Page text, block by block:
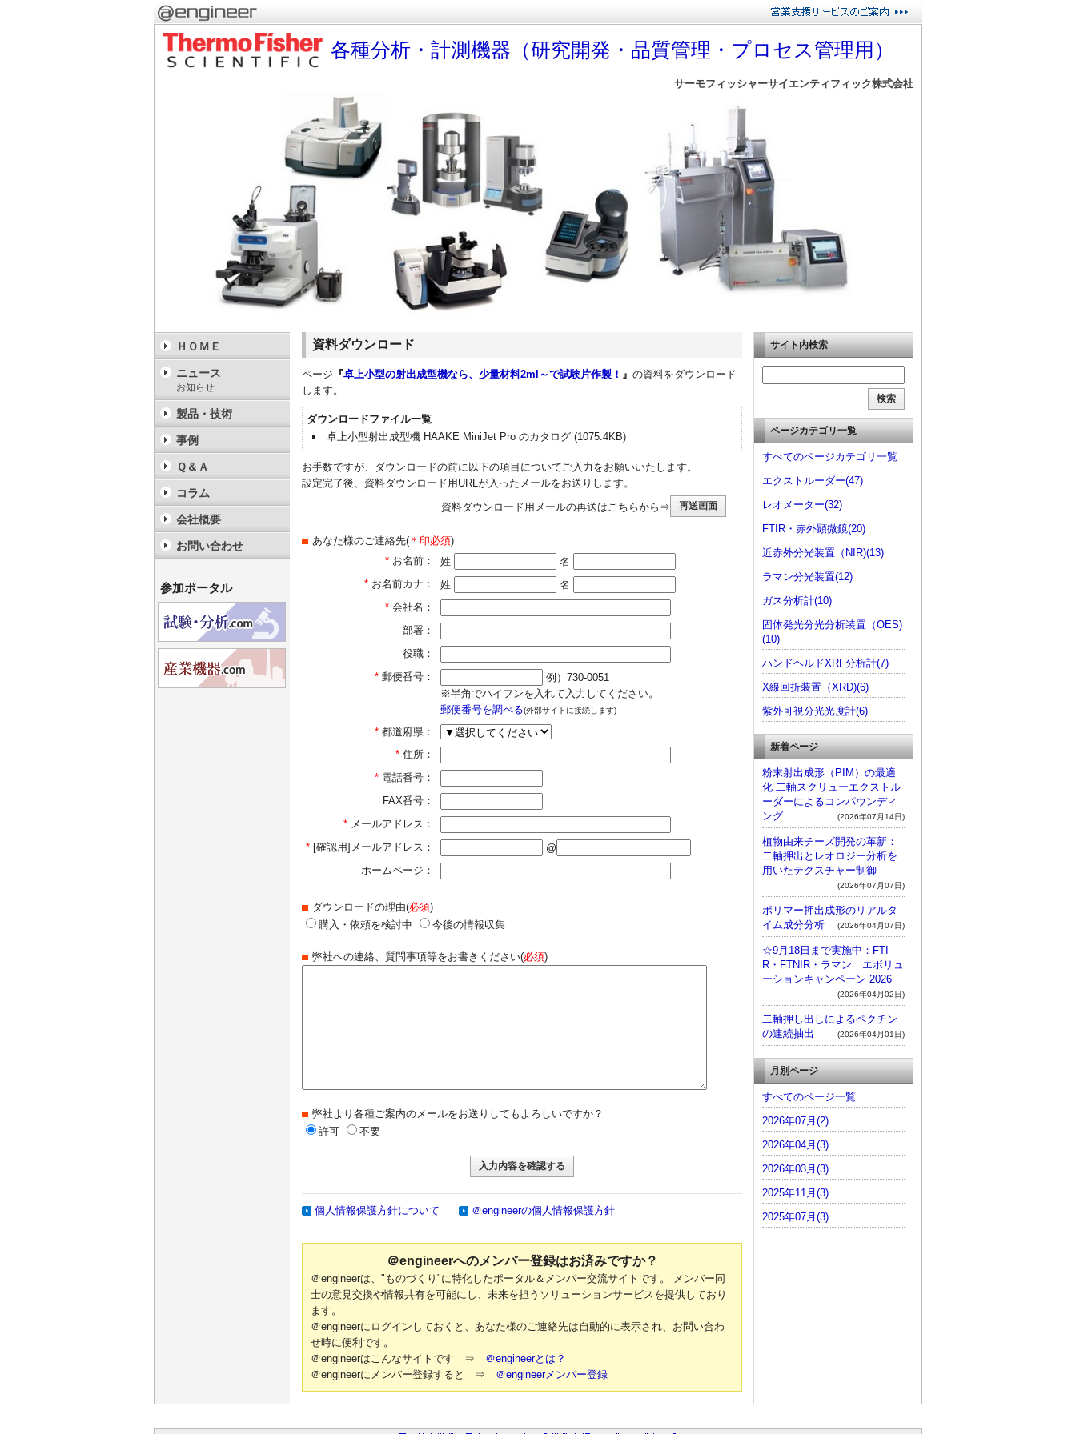
各種分析・計測機器（研究開発・品質管理・プロセス管理用）
サーモフィッシャーサイエンティフィック株式会社
資料ダウンロード
ページ 『卓上小型の射出成型機なら、少量材料2ml～で試験片作製！ 』 の資料をダウンロード
します。
ダウンロードファイル一覧
卓上小型射出成型機 HAAKE MiniJet Pro のカタログ (1075.4KB)
お手数ですが、ダウンロードの前に以下の項目についてご入力をお願いいたします。
設定完了後、資料ダウンロード用URLが入ったメールをお送りします。
資料ダウンロード用メールの再送はこちらから⇒
あなた様のご連絡先(＊印必須)
* お名前： 姓
名
* お名前カナ： 姓
名
* 会社名：
部署：
役職：
* 郵便番号：
例）730-0051
※半角でハイフンを入れて入力してください。
郵便番号を調べる(外部サイトに接続します)
* 都道府県：
* 住所：
* 電話番号：
FAX番号：
* メールアドレス：
* [確認用]メールアドレス：
@
ホームページ：
ダウンロードの理由(必須)
購入・依頼を検討中
今後の情報収集
弊社への連絡、質問事項等をお書きください(必須)
弊社より各種ご案内のメールをお送りしてもよろしいですか？
許可
不要
個人情報保護方針について ＠engineerの個人情報保護方針
＠engineerへのメンバー登録はお済みですか？
＠engineerは、"ものづくり"に特化したポータル＆メンバー交流サイトです。 メンバー同
士の意見交換や情報共有を可能にし、未来を担うソリューションサービスを提供しており
ます。
＠engineerにログインしておくと、あなた様のご連絡先は自動的に表示され、お問い合わ
せ時に便利です。
＠engineerはこんなサイトです ⇒ ＠engineerとは？
＠engineerにメンバー登録すると ⇒ ＠engineerメンバー登録
ＨＯＭＥ
ニュース
お知らせ
製品・技術
事例
Ｑ＆Ａ
コラム
会社概要
お問い合わせ
参加ポータル
サイト内検索
ページカテゴリ一覧
すべてのページカテゴリ一覧
エクストルーダー(47)
レオメーター(32)
FTIR・赤外顕微鏡(20)
近赤外分光装置（NIR)(13)
ラマン分光装置(12)
ガス分析計(10)
固体発光分光分析装置（OES)
(10)
ハンドヘルドXRF分析計(7)
X線回折装置（XRD)(6)
紫外可視分光光度計(6)
新着ページ
粉末射出成形（PIM）の最適
化 二軸スクリューエクストル
ーダーによるコンパウンディ
ング
(2026年07月14日)
植物由来チーズ開発の革新：
二軸押出とレオロジー分析を
用いたテクスチャー制御
(2026年07月07日)
ポリマー押出成形のリアルタ
イム成分分析
(2026年04月07日)
☆9月18日まで実施中：FTI
R・FTNIR・ラマン エボリュ
ーションキャンペーン 2026
(2026年04月02日)
二軸押し出しによるペクチン
の連続抽出
(2026年04月01日)
月別ページ
すべてのページ一覧
2026年07月(2)
2026年04月(3)
2026年03月(3)
2025年11月(3)
2025年07月(3)